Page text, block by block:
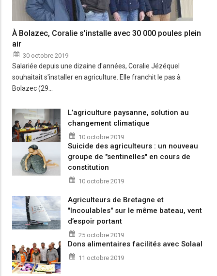
À Bolazec, Coralie s'installe avec 30 000 poules plein
air
30 octobre 2019
Salariée depuis une dizaine d'années, Coralie Jézéquel
souhaitait s'installer en agriculture. Elle franchit le pas à
Bolazec (29…
L’agriculture paysanne, solution au
changement climatique
10 octobre 2019
Suicide des agriculteurs : un nouveau
groupe de "sentinelles" en cours de
constitution
10 octobre 2019
Agriculteurs de Bretagne et
"Incoulables" sur le même bateau, vent
d’espoir portant
25 octobre 2019
Dons alimentaires facilités avec Solaal
11 octobre 2019